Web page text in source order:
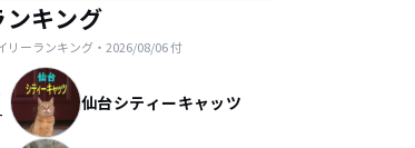
ンキング
リーランキング・ 2026/08/06付
仙台シティーキャッツ